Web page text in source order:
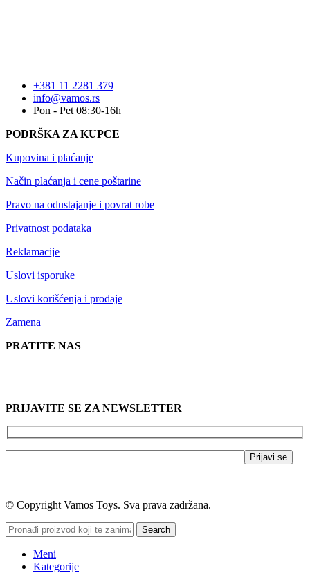
+381 11 2281 379
info@vamos.rs
Pon - Pet 08:30-16h
PODRŠKA ZA KUPCE
Kupovina i plaćanje
Način plaćanja i cene poštarine
Pravo na odustajanje i povrat robe
Privatnost podataka
Reklamacije
Uslovi isporuke
Uslovi korišćenja i prodaje
Zamena
PRATITE NAS
PRIJAVITE SE ZA NEWSLETTER
© Copyright Vamos Toys. Sva prava zadržana.
Search
Meni
Kategorije